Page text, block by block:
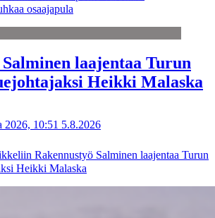
osaajapula
laajentaa Turun
Heikki Malaska
10:51 5.8.2026
Rakennustyö Salminen laajentaa Turun
Heikki Malaska